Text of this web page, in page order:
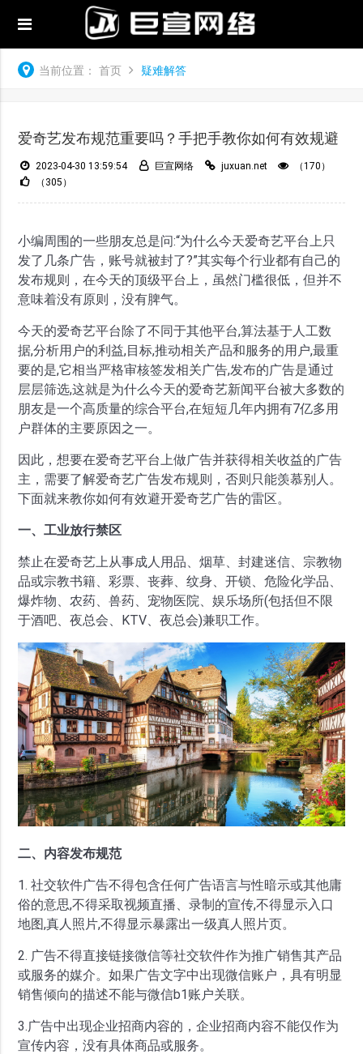
当前位置： 首页 疑难解答
爱奇艺发布规范重要吗？手把手教你如何有效规避
2023-04-30 13:59:54 巨宣网络 juxuan.net
（170）
（305）
小编周围的一些朋友总是问:“为什么今天爱奇艺平台上只
发了几条广告，账号就被封了?”其实每个行业都有自己的
发布规则，在今天的顶级平台上，虽然门槛很低，但并不
意味着没有原则，没有脾气。
今天的爱奇艺平台除了不同于其他平台,算法基于人工数
据,分析用户的利益,目标,推动相关产品和服务的用户,最重
要的是,它相当严格审核签发相关广告,发布的广告是通过
层层筛选,这就是为什么今天的爱奇艺新闻平台被大多数的
朋友是一个高质量的综合平台,在短短几年内拥有7亿多用
户群体的主要原因之一。
因此，想要在爱奇艺平台上做广告并获得相关收益的广告
主，需要了解爱奇艺广告发布规则，否则只能羡慕别人。
下面就来教你如何有效避开爱奇艺广告的雷区。
一、工业放行禁区
禁止在爱奇艺上从事成人用品、烟草、封建迷信、宗教物
品或宗教书籍、彩票、丧葬、纹身、开锁、危险化学品、
爆炸物、农药、兽药、宠物医院、娱乐场所(包括但不限
于酒吧、夜总会、KTV、夜总会)兼职工作。
二、内容发布规范
1. 社交软件广告不得包含任何广告语言与性暗示或其他庸
俗的意思,不得采取视频直播、录制的宣传,不得显示入口
地图,真人照片,不得显示暴露出一级真人照片页。
2. 广告不得直接链接微信等社交软件作为推广销售其产品
或服务的媒介。如果广告文字中出现微信账户，具有明显
销售倾向的描述不能与微信b1账户关联。
3.广告中出现企业招商内容的，企业招商内容不能仅作为
宣传内容，没有具体商品或服务。